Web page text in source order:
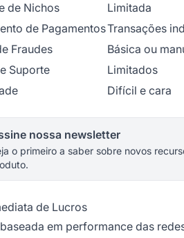
de Nichos
Limitada
de PagamentosTransações
Fraudes
Básica ou
Suporte
Limitados
Difícil e cara
nossa newsletter
o primeiro a saber sobre novos
de Lucros
em performance das